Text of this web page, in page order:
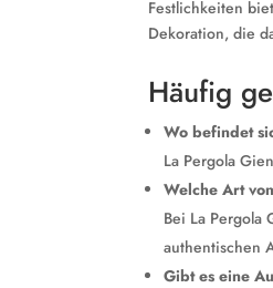
Festlichkeiten
Dekoration, die
Häufig
Wo befindet
La Pergola
Welche Art
Bei La
authentischen
Gibt es eine